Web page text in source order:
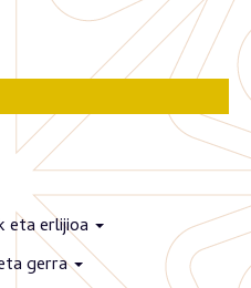
eta erlijioa
gerra